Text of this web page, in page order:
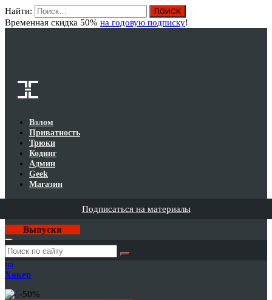
Найти:
Временная скидка 50% на годовую подписку!
Взлом
Приватность
Трюки
Кодинг
Админ
Geek
Магазин
Подписаться на материалы
Выпуски
Годовая
подписка
на
Хакер
-50%